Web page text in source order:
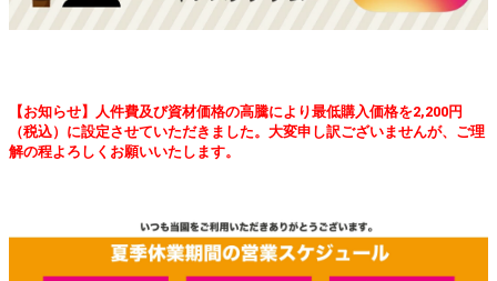
【お知らせ】人件費及び資材価格の高騰により最低購入価格を2,200円
（税込）に設定させていただきました。大変申し訳ございませんが、ご理
解の程よろしくお願いいたします。